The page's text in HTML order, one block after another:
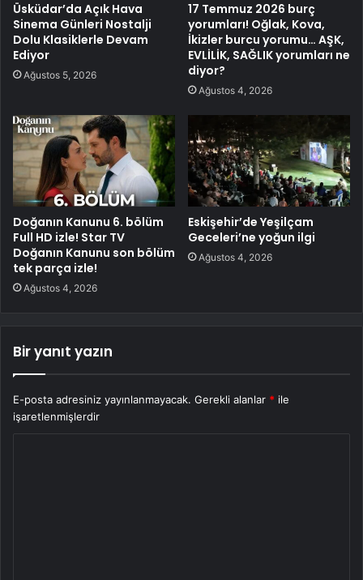
Üsküdar’da Açık Hava
Sinema Günleri Nostalji
Dolu Klasiklerle Devam
Ediyor
Ağustos 5, 2026
17 Temmuz 2026 burç
yorumları! Oğlak, Kova,
İkizler burcu yorumu… AŞK,
EVLİLİK, SAĞLIK yorumları ne
diyor?
Ağustos 4, 2026
Doğanın Kanunu 6. bölüm
Full HD izle! Star TV
Doğanın Kanunu son bölüm
tek parça izle!
Ağustos 4, 2026
Eskişehir’de Yeşilçam
Geceleri’ne yoğun ilgi
Ağustos 4, 2026
Bir yanıt yazın
E-posta adresiniz yayınlanmayacak. Gerekli alanlar * ile
işaretlenmişlerdir